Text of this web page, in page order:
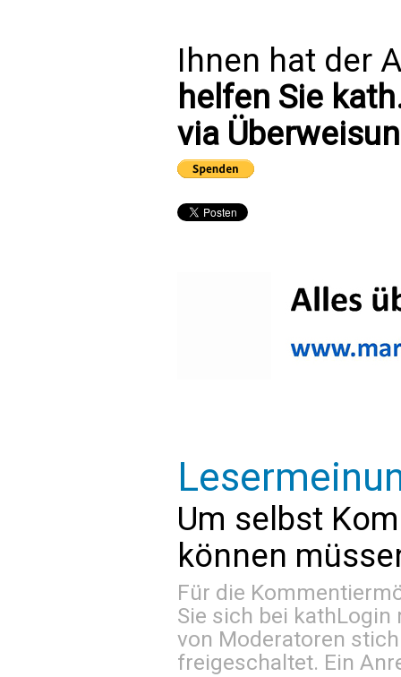
Ihnen hat der
helfen Sie
via
Um selbst
können
Für die
Sie sich bei kathLogin
von Moderatoren
freigeschaltet. Ein